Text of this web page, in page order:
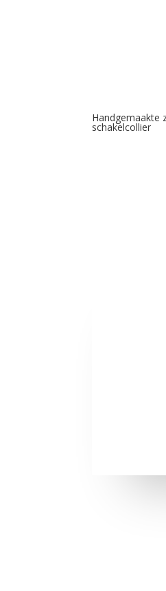
Handgemaakte
schakelcollier